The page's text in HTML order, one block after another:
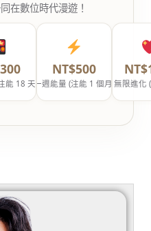
在數位時代漫遊！
能 18 天)
NT$500
一週能量 (注能 1 個月)無限進化